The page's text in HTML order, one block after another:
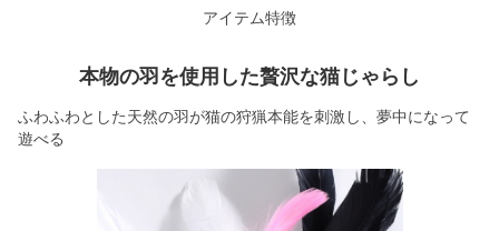
アイテム特徴
本物の羽を使用した贅沢な猫じゃらし
ふわふわとした天然の羽が猫の狩猟本能を刺激し、夢中になって
遊べる